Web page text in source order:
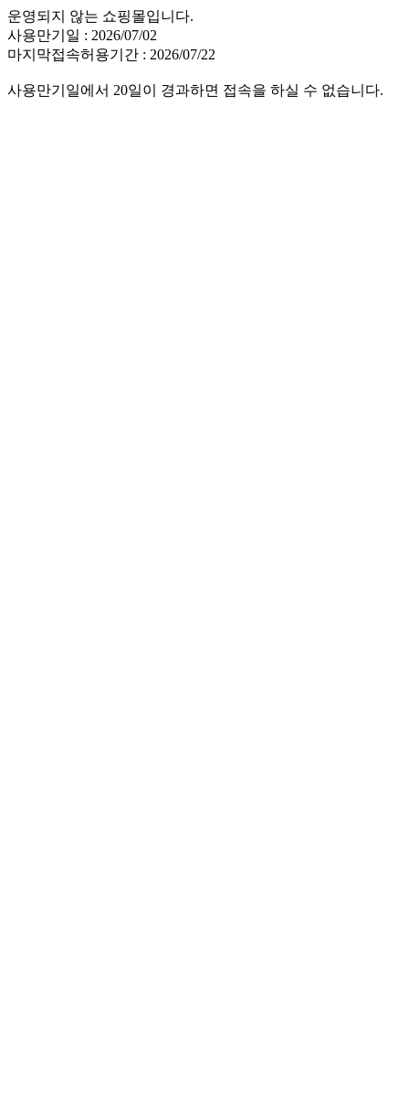
운영되지 않는 쇼핑몰입니다.
사용만기일 : 2026/07/02
마지막접속허용기간 : 2026/07/22
사용만기일에서 20일이 경과하면 접속을 하실 수 없습니다.